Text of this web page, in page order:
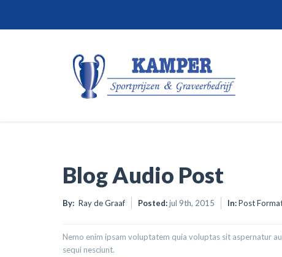
Blog Audio Post
By: Ray de Graaf Posted:jul 9th, 2015 In:Post
Nemo enim ipsam voluptatem quia voluptas sit aspernatur
sequi nesciunt.